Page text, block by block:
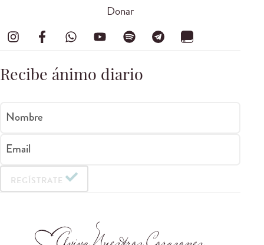
Donar
Recibe ánimo diario
Nombre
Email
REGÍSTRATE